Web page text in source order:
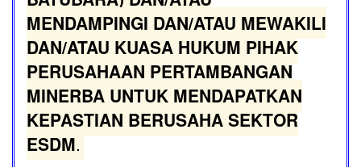
MENDAMPINGI DAN/ATAU MEWAKILI
DAN/ATAU KUASA HUKUM PIHAK
PERUSAHAAN PERTAMBANGAN
MINERBA UNTUK MENDAPATKAN
KEPASTIAN BERUSAHA SEKTOR
ESDM.